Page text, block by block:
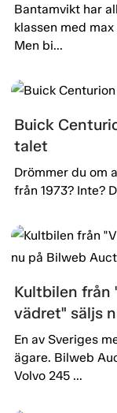
Bantamvikt har
klassen med
Men bi...
Buick
talet
Drömmer du om
från 1973? Inte?
Kultbilen från
vädret" säljs
En av Sveriges
ägare. Bilweb
Volvo 245 ...